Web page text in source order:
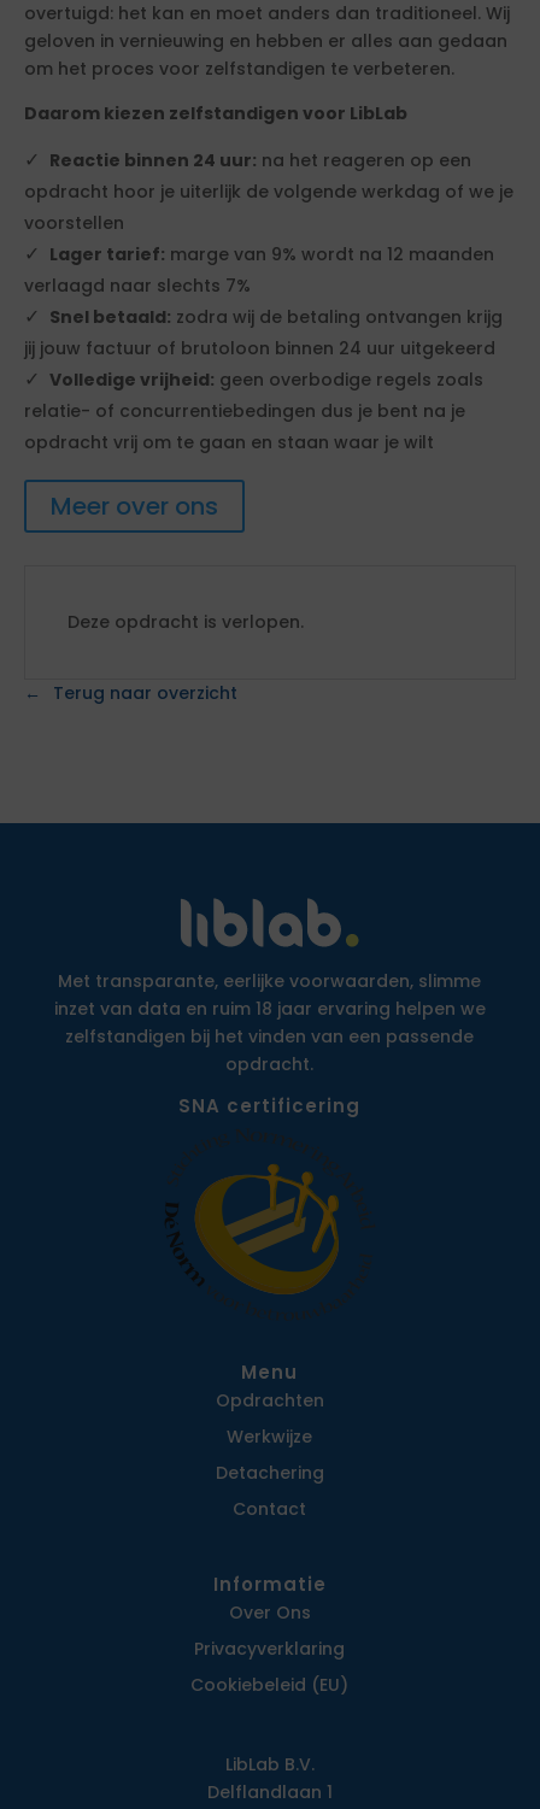
overtuigd: het kan en moet anders dan traditioneel. Wij
geloven in vernieuwing en hebben er alles aan gedaan
om het proces voor zelfstandigen te verbeteren.
Daarom kiezen zelfstandigen voor LibLab
Reactie binnen 24 uur: na het reageren op een
opdracht hoor je uiterlijk de volgende werkdag of we je
voorstellen
Lager tarief: marge van 9% wordt na 12 maanden
verlaagd naar slechts 7%
Snel betaald: zodra wij de betaling ontvangen krijg
jij jouw factuur of brutoloon binnen 24 uur uitgekeerd
Volledige vrijheid: geen overbodige regels zoals
relatie- of concurrentiebedingen dus je bent na je
opdracht vrij om te gaan en staan waar je wilt
Meer over ons
Deze opdracht is verlopen.
Terug naar overzicht
Met transparante, eerlijke voorwaarden, slimme
inzet van data en ruim 18 jaar ervaring helpen we
zelfstandigen bij het vinden van een passende
opdracht.
SNA certificering
Menu
Opdrachten
Werkwijze
Detachering
Contact
Informatie
Over Ons
Privacy­verklaring
Cookiebeleid (EU)
LibLab B.V.
Delflandlaan 1